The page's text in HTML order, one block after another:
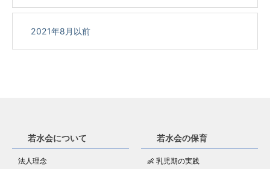
2021年8月以前
若水会について
法人理念
若水会の保育
👶 乳児期の実践